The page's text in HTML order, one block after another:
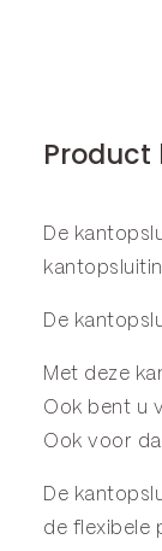
Product
De
De
Met deze
Ook bent u
Ook voor
De
de flexibele